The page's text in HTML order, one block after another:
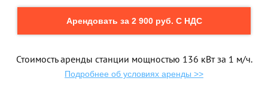
Арендовать за 2 900 руб. С НДС
Стоимость аренды станции мощностью 136 кВт за 1 м/ч.
Подробнее об условиях аренды >>